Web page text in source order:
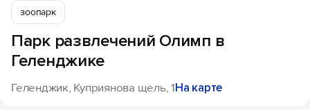
Избранное
История просмотра
Добавить свой объект
зоопарк
Парк развлечений Олимп в
Геленджике
Геленджик, Куприянова щель, 1На карте